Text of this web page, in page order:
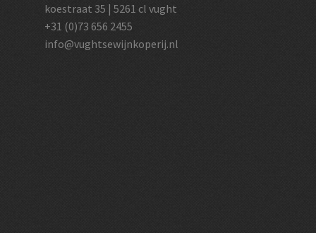
koestraat 35 | 5261 cl vught
+31 (0)73 656 2455
info@vughtsewijnkoperij.nl